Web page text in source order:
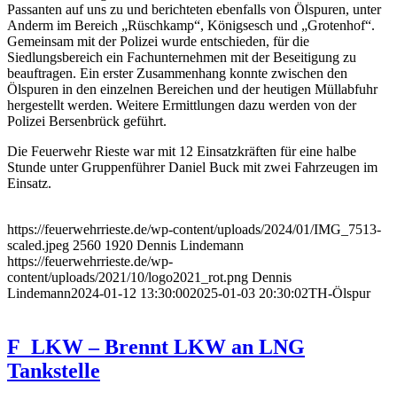
Passanten auf uns zu und berichteten ebenfalls von Ölspuren, unter
Anderm im Bereich „Rüschkamp“, Königsesch und „Grotenhof“.
Gemeinsam mit der Polizei wurde entschieden, für die
Siedlungsbereich ein Fachunternehmen mit der Beseitigung zu
beauftragen. Ein erster Zusammenhang konnte zwischen den
Ölspuren in den einzelnen Bereichen und der heutigen Müllabfuhr
hergestellt werden. Weitere Ermittlungen dazu werden von der
Polizei Bersenbrück geführt.
Die Feuerwehr Rieste war mit 12 Einsatzkräften für eine halbe
Stunde unter Gruppenführer Daniel Buck mit zwei Fahrzeugen im
Einsatz.
https://feuerwehrrieste.de/wp-content/uploads/2024/01/IMG_7513-
scaled.jpeg 2560 1920 Dennis Lindemann
https://feuerwehrrieste.de/wp-
content/uploads/2021/10/logo2021_rot.png Dennis
Lindemann2024-01-12 13:30:002025-01-03 20:30:02TH-Ölspur
F_LKW – Brennt LKW an LNG
Tankstelle